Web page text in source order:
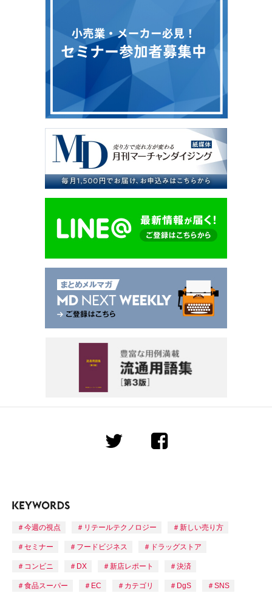
今週の視点 リテールテクノロジー 新しい売り方
セミナー フードビジネス ドラッグストア
コンビニ DX 新店レポート 決済
食品スーパー EC カテゴリ DgS SNS